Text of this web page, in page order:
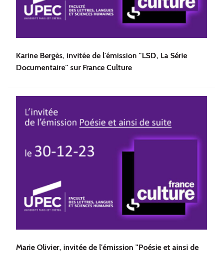
Karine Bergès, invitée de l'émission "LSD, La Série
Documentaire" sur France Culture
Marie Olivier, invitée de l'émission "Poésie et ainsi de